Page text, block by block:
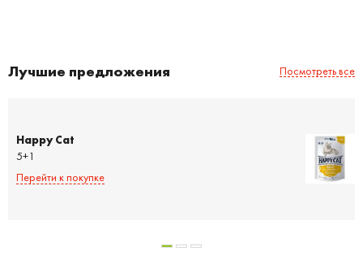
Лучшие предложения Посмотреть все
Happy Cat
5+1
Перейти к покупке